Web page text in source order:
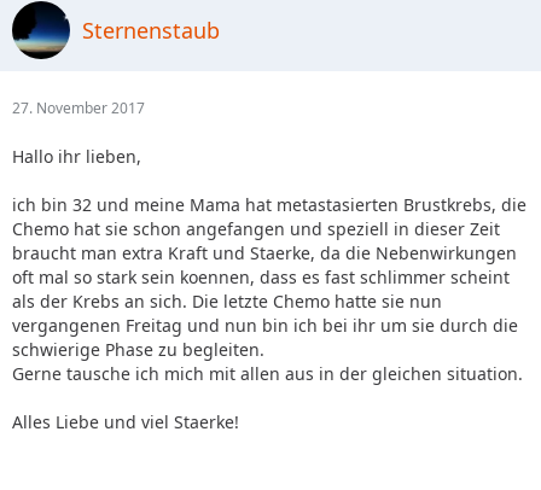
Sternenstaub
27. November 2017
Hallo ihr lieben,
ich bin 32 und meine Mama hat metastasierten Brustkrebs, die
Chemo hat sie schon angefangen und speziell in dieser Zeit
braucht man extra Kraft und Staerke, da die Nebenwirkungen
oft mal so stark sein koennen, dass es fast schlimmer scheint
als der Krebs an sich. Die letzte Chemo hatte sie nun
vergangenen Freitag und nun bin ich bei ihr um sie durch die
schwierige Phase zu begleiten.
Gerne tausche ich mich mit allen aus in der gleichen situation.
Alles Liebe und viel Staerke!